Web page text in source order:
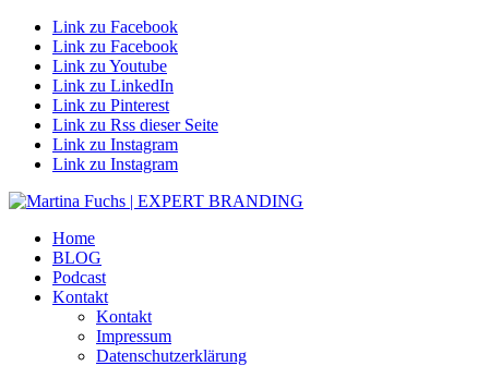
Link zu Facebook
Link zu Facebook
Link zu Youtube
Link zu LinkedIn
Link zu Pinterest
Link zu Rss dieser Seite
Link zu Instagram
Link zu Instagram
Home
BLOG
Podcast
Kontakt
Kontakt
Impressum
Datenschutzerklärung